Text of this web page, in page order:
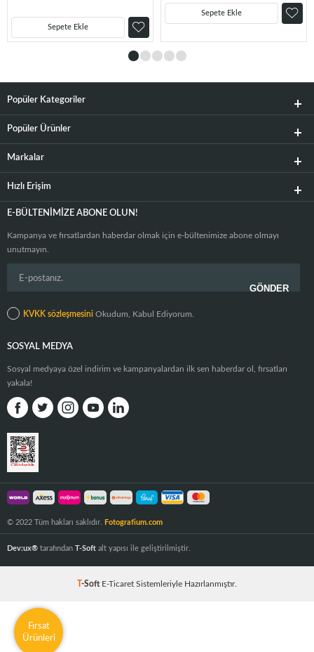
Sepete Ekle
Sepete Ekle
Popüler Kategoriler
Popüler Ürünler
Markalar
Hızlı Erişim
E-BÜLTENIMIZE ABONE OLUN!
Kampanya ve fırsatlardan haberdar olmak için e-bültenimize abone olmayı
unutmayın.
KVKK sözleşmesini Okudum, Kabul Ediyorum.
SOSYAL MEDYA
Sosyal medyaya özel indirim ve kampanyalardan ilk sen haberdar ol, fırsatları
yakala!
© 2022 Tüm hakları saklıdır. Fotografium.com
Dev:ux® tarafından T-Soft alt yapısı ile geliştirilmiştir.
T-Soft E-Ticaret Sistemleriyle Hazırlanmıştır.
Fırsat
Ürünleri